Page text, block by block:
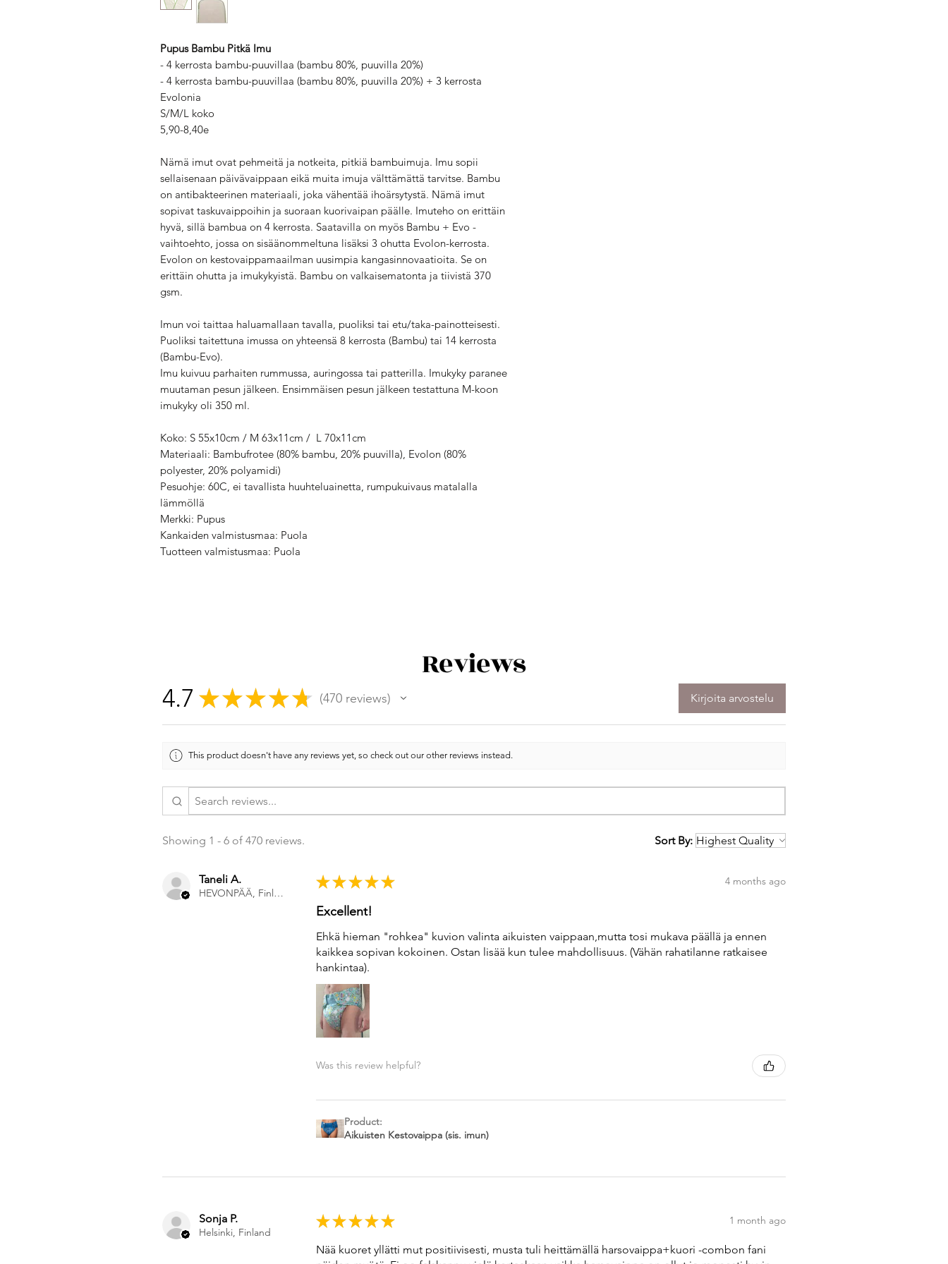
Pupus Bambu Pitkä Imu
- 4 kerrosta bambu-puuvillaa (bambu 80%, puuvilla 20%)
- 4 kerrosta bambu-puuvillaa (bambu 80%, puuvilla 20%) + 3 kerrosta
Evolonia
S/M/L koko
5,90-8,40e
Nämä imut ovat pehmeitä ja notkeita, pitkiä bambuimuja. Imu sopii
sellaisenaan päivävaippaan eikä muita imuja välttämättä tarvitse. Bambu
on antibakteerinen materiaali, joka vähentää ihoärsytystä. Nämä imut
sopivat taskuvaippoihin ja suoraan kuorivaipan päälle. Imuteho on erittäin
hyvä, sillä bambua on 4 kerrosta. Saatavilla on myös Bambu + Evo -
vaihtoehto, jossa on sisäänommeltuna lisäksi 3 ohutta Evolon-kerrosta.
Evolon on kestovaippamaailman uusimpia kangasinnovaatioita. Se on
erittäin ohutta ja imukykyistä. Bambu on valkaisematonta ja tiivistä 370
gsm.
Imun voi taittaa haluamallaan tavalla, puoliksi tai etu/taka-painotteisesti.
Puoliksi taitettuna imussa on yhteensä 8 kerrosta (Bambu) tai 14 kerrosta
(Bambu-Evo).
Imu kuivuu parhaiten rummussa, auringossa tai patterilla. Imukyky paranee
muutaman pesun jälkeen. Ensimmäisen pesun jälkeen testattuna M-koon
imukyky oli 350 ml.
Koko: S 55x10cm / M 63x11cm / L 70x11cm
Materiaali: Bambufrotee (80% bambu, 20% puuvilla), Evolon (80%
polyester, 20% polyamidi)
Pesuohje: 60C, ei tavallista huuhteluainetta, rumpukuivaus matalalla
lämmöllä
Merkki: Pupus
Kankaiden valmistusmaa: Puola
Tuotteen valmistusmaa: Puola
Reviews
4.7 ★ ★ ★ ★ ★ 470reviews
470 Kirjoita arvostelu
This product doesn't have any reviews yet, so check out our other reviews instead.
Showing 1 - 6 of 470 reviews. Sort By:
Taneli A.
HEVONPÄÄ, Finland
★ ★ ★ ★ ★ 4 months ago
Excellent!
Ehkä hieman "rohkea" kuvion valinta aikuisten vaippaan,mutta tosi mukava päällä ja ennen
kaikkea sopivan kokoinen. Ostan lisää kun tulee mahdollisuus. (Vähän rahatilanne ratkaisee
hankintaa).
Was this review helpful?
Product:
Aikuisten Kestovaippa (sis. imun)
Sonja P.
Helsinki, Finland
★ ★ ★ ★ ★ 1 month ago
Nää kuoret yllätti mut positiivisesti, musta tuli heittämällä harsovaippa+kuori -combon fani